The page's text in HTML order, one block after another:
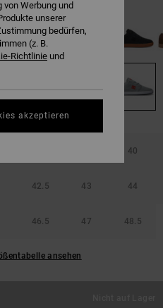
40
42.5 43 44
46.5 47 48.5
ansehen
Werbung und
unserer
bedürfen,
(z. B.
Richtlinie und
akzeptieren